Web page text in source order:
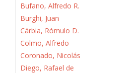
Bufano, Alfredo R.
Burghi, Juan
Cárbia, Rómulo D.
Colmo, Alfredo
Coronado, Nicolás
Diego, Rafael de